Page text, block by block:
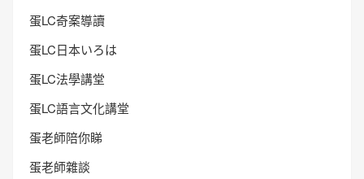
蛋LC奇案導讀
蛋LC日本いろは
蛋LC法學講堂
蛋LC語言文化講堂
蛋老師陪你睇
蛋老師雜談